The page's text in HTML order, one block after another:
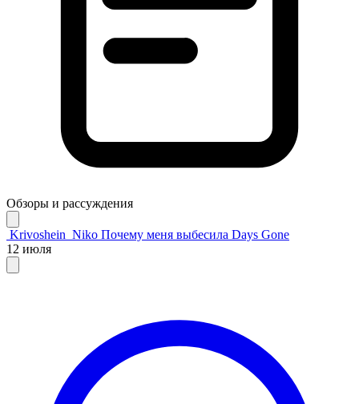
Обзоры и рассуждения
Krivoshein_Niko Почему меня выбесила Days Gone
12 июля